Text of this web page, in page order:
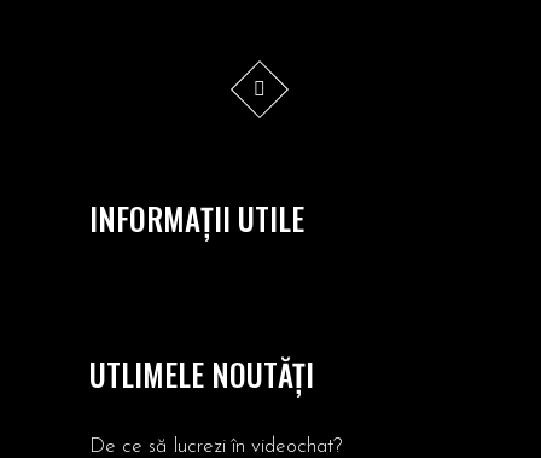
INFORMAȚII UTILE
UTLIMELE NOUTĂȚI
De ce să lucrezi în videochat?